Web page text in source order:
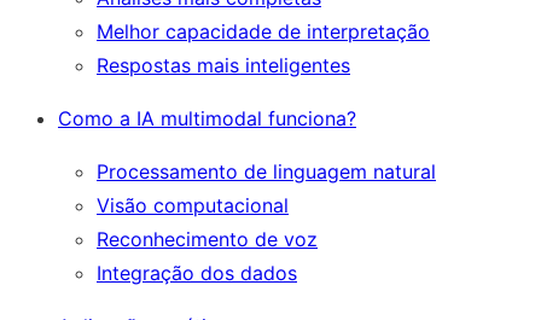
Melhor capacidade de interpretação
Respostas mais inteligentes
Como a IA multimodal funciona?
Processamento de linguagem natural
Visão computacional
Reconhecimento de voz
Integração dos dados